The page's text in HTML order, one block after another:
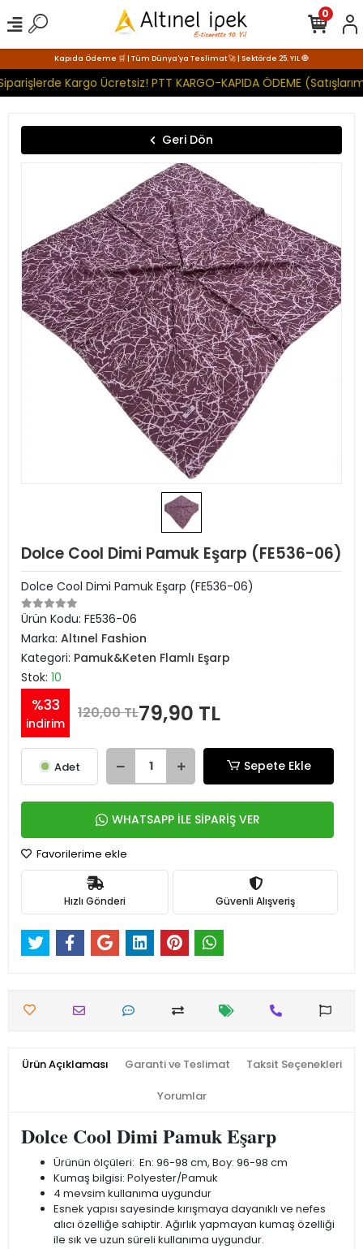
Kapıda Ödeme 🛒 | Tüm Dünya'ya Teslimat 🚀 | Sektörde 25. YIL 🧿
Kargo Ücretsiz! PTT KARGO-KAPIDA ÖDEME
0
Geri Dön
Dolce Cool Dimi Pamuk Eşarp (FE536-06)
Dolce Cool Dimi Pamuk Eşarp (FE536-06)
Ürün Kodu: FE536-06
Marka: Altınel Fashion
Kategori: Pamuk&Keten Flamlı Eşarp
Stok: 10
%33
indirim
120,00 TL79,90 TL
Adet Sepete Ekle
WHATSAPP İLE SİPARİŞ VER
Favorilerime ekle
Hızlı Gönderi Güvenli Alışveriş
Ürün Açıklaması Garanti ve Teslimat Taksit Seçenekleri
Yorumlar
Dolce Cool Dimi Pamuk Eşarp
Ürünün ölçüleri: En: 96-98 cm, Boy: 96-98 cm
Kumaş bilgisi: Polyester/Pamuk
4 mevsim kullanıma uygundur
Esnek yapısı sayesinde kırışmaya dayanıklı ve nefes
alıcı özelliğe sahiptir. Ağırlık yapmayan kumaş özelliği
ile sık ve uzun süreli kullanıma uygundur.